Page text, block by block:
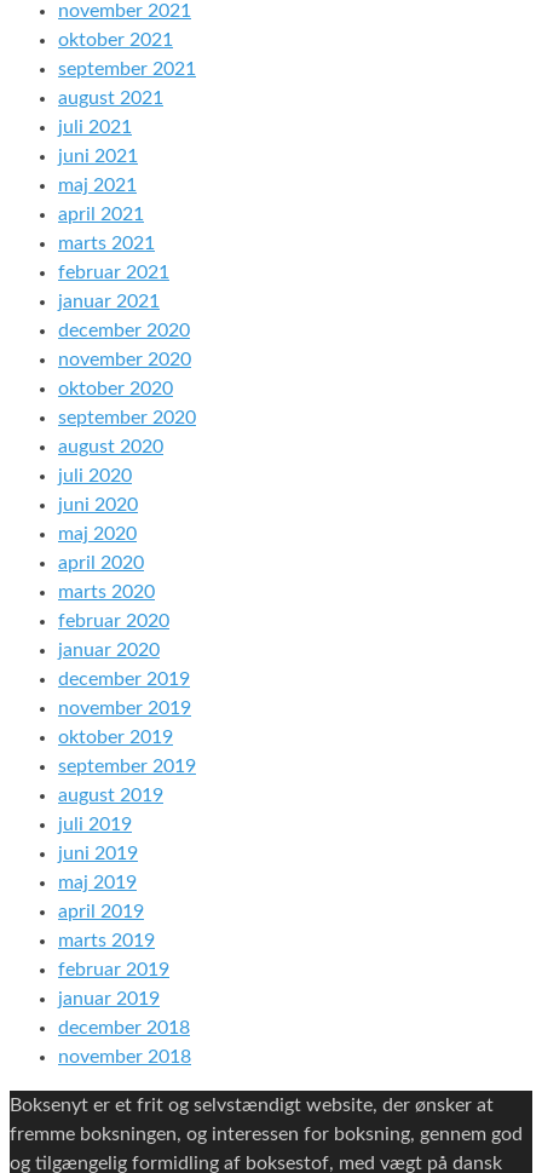
november 2021
oktober 2021
september 2021
august 2021
juli 2021
juni 2021
maj 2021
april 2021
marts 2021
februar 2021
januar 2021
december 2020
november 2020
oktober 2020
september 2020
august 2020
juli 2020
juni 2020
maj 2020
april 2020
marts 2020
februar 2020
januar 2020
december 2019
november 2019
oktober 2019
september 2019
august 2019
juli 2019
juni 2019
maj 2019
april 2019
marts 2019
februar 2019
januar 2019
december 2018
november 2018
Boksenyt er et frit og selvstændigt website, der ønsker at
fremme boksningen, og interessen for boksning, gennem god
og tilgængelig formidling af boksestof, med vægt på dansk